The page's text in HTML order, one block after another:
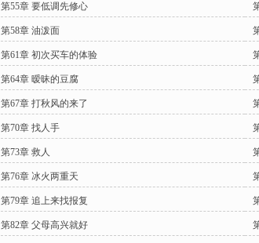
第55章 要低调先修心
第58章 油泼面
第61章 初次买车的体验
第64章 暧昧的豆腐
第67章 打秋风的来了
第70章 找人手
第73章 救人
第76章 冰火两重天
第79章 追上来找报复
第82章 父母高兴就好